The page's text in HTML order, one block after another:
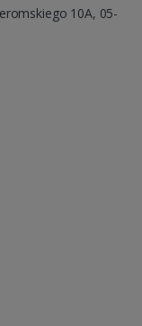
10A, 05-